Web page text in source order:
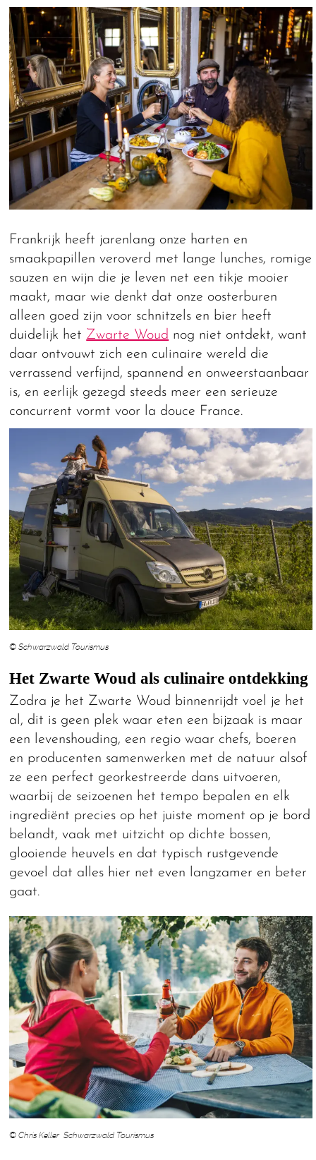
Frankrijk heeft jarenlang onze harten en
smaakpapillen veroverd met lange lunches, romige
sauzen en wijn die je leven net een tikje mooier
maakt, maar wie denkt dat onze oosterburen
alleen goed zijn voor schnitzels en bier heeft
duidelijk het Zwarte Woud nog niet ontdekt, want
daar ontvouwt zich een culinaire wereld die
verrassend verfijnd, spannend en onweerstaanbaar
is, en eerlijk gezegd steeds meer een serieuze
concurrent vormt voor la douce France.
© Schwarzwald Tourismus
Het Zwarte Woud als culinaire ontdekking
Zodra je het Zwarte Woud binnenrijdt voel je het
al, dit is geen plek waar eten een bijzaak is maar
een levenshouding, een regio waar chefs, boeren
en producenten samenwerken met de natuur alsof
ze een perfect georkestreerde dans uitvoeren,
waarbij de seizoenen het tempo bepalen en elk
ingrediënt precies op het juiste moment op je bord
belandt, vaak met uitzicht op dichte bossen,
glooiende heuvels en dat typisch rustgevende
gevoel dat alles hier net even langzamer en beter
gaat.
© Chris Keller Schwarzwald Tourismus